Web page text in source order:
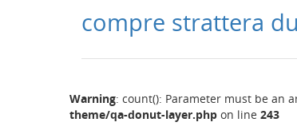
compre strattera
Warning: count(): Parameter must be an
theme/qa-donut-layer.php on line 243